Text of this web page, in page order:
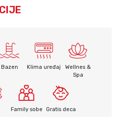
Bazen Klima uređaj
Wellnes &
Spa
Family sobe Gratis deca